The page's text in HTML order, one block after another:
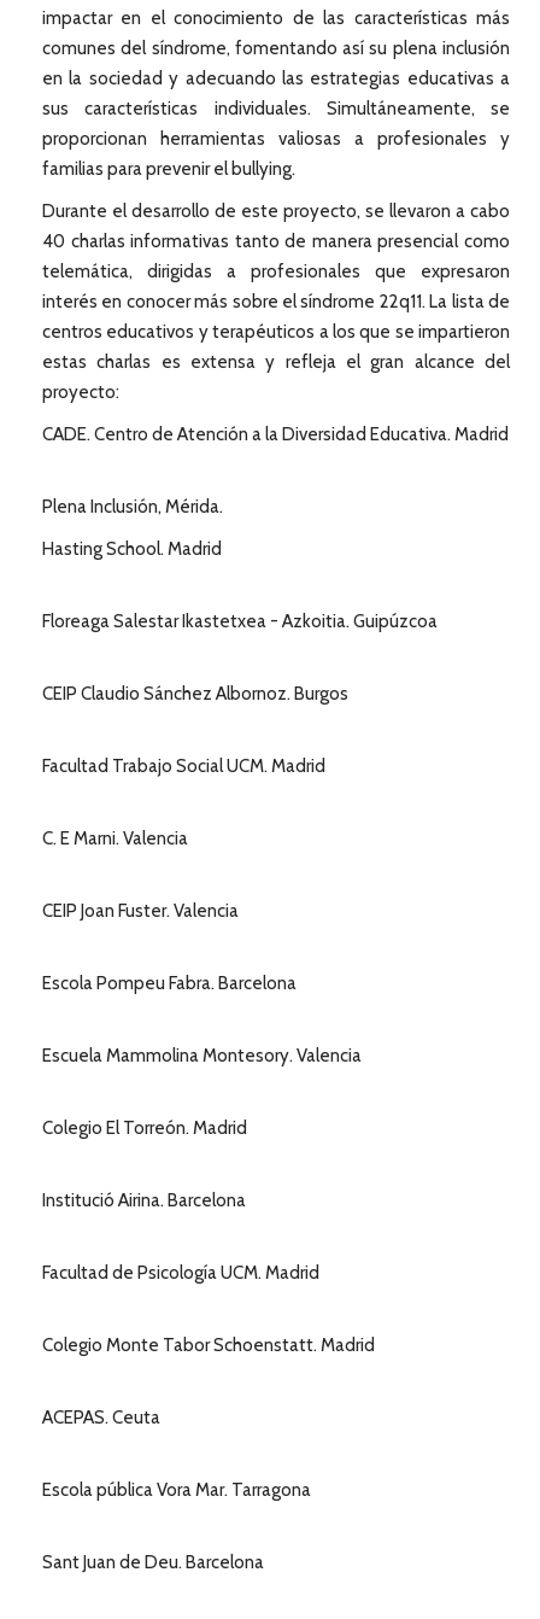
impactar en el conocimiento de las características más
comunes del síndrome, fomentando así su plena inclusión
en la sociedad y adecuando las estrategias educativas a
sus características individuales. Simultáneamente, se
proporcionan herramientas valiosas a profesionales y
familias para prevenir el bullying.
Durante el desarrollo de este proyecto, se llevaron a cabo
40 charlas informativas tanto de manera presencial como
telemática, dirigidas a profesionales que expresaron
interés en conocer más sobre el síndrome 22q11. La lista de
centros educativos y terapéuticos a los que se impartieron
estas charlas es extensa y refleja el gran alcance del
proyecto:
CADE. Centro de Atención a la Diversidad Educativa. Madrid
Plena Inclusión, Mérida.
Hasting School. Madrid
Floreaga Salestar Ikastetxea - Azkoitia. Guipúzcoa
CEIP Claudio Sánchez Albornoz. Burgos
Facultad Trabajo Social UCM. Madrid
C. E Marni. Valencia
CEIP Joan Fuster. Valencia
Escola Pompeu Fabra. Barcelona
Escuela Mammolina Montesory. Valencia
Colegio El Torreón. Madrid
Institució Airina. Barcelona
Facultad de Psicología UCM. Madrid
Colegio Monte Tabor Schoenstatt. Madrid
ACEPAS. Ceuta
Escola pública Vora Mar. Tarragona
Sant Juan de Deu. Barcelona